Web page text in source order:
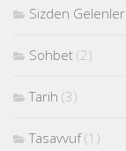
Sizden Gelenler
Sohbet (2)
Tarih (3)
Tasavvuf(1)